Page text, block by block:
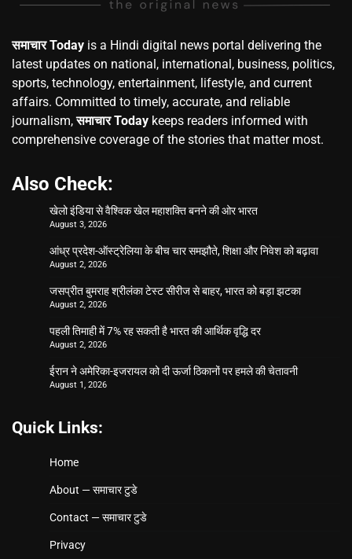
समाचार Today is a Hindi digital news portal delivering the
latest updates on national, international, business, politics,
sports, technology, entertainment, lifestyle, and current
affairs. Committed to timely, accurate, and reliable
journalism,समाचार Today keeps readers informed with
comprehensive coverage of the stories that matter most.
Also Check:
खेलो इंडिया से वैश्विक खेल महाशक्ति बनने की ओर भारत
August 3, 2026
आंध्र प्रदेश-ऑस्ट्रेलिया के बीच चार समझौते, शिक्षा और निवेश को बढ़ावा
August 2, 2026
जसप्रीत बुमराह श्रीलंका टेस्ट सीरीज से बाहर, भारत को बड़ा झटका
August 2, 2026
पहली तिमाही में 7% रह सकती है भारत की आर्थिक वृद्धि दर
August 2, 2026
ईरान ने अमेरिका-इजरायल को दी ऊर्जा ठिकानों पर हमले की चेतावनी
August 1, 2026
Quick Links:
Home
About — समाचार टुडे
Contact — समाचार टुडे
Privacy